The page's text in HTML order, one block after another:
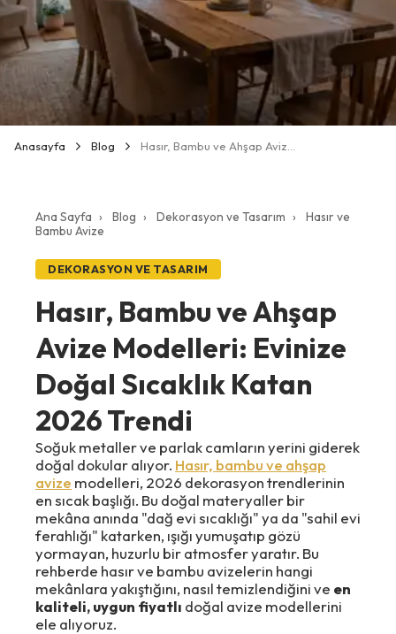
Anasayfa Blog
Ana Sayfa › Blog › Dekorasyon ve Tasarım ›
Hasır ve
Bambu Avize
DEKORASYON VE TASARIM
Hasır, Bambu ve Ahşap
Avize Modelleri: Evinize
Doğal Sıcaklık Katan
2026 Trendi
Soğuk metaller ve parlak camların yerini giderek
doğal dokular alıyor. Hasır, bambu ve ahşap
avize modelleri, 2026 dekorasyon trendlerinin
en sıcak başlığı. Bu doğal materyaller bir
mekâna anında "dağ evi sıcaklığı" ya da "sahil evi
ferahlığı" katarken, ışığı yumuşatıp gözü
yormayan, huzurlu bir atmosfer yaratır. Bu
rehberde hasır ve bambu avizelerin hangi
mekânlara yakıştığını, nasıl temizlendiğini ve en
kaliteli, uygun fiyatlı doğal avize modellerini
ele alıyoruz.